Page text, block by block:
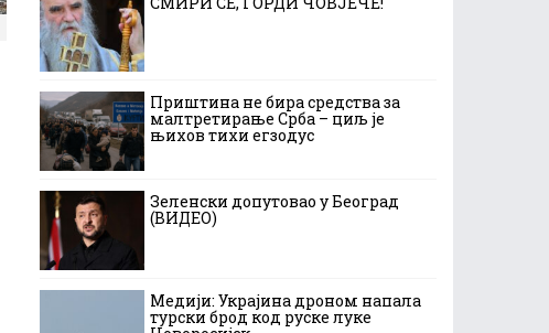
Приштина не бира средства за
малтретирање Срба – циљ је
њихов тихи егзодус
Зеленски допутовао у Београд
(ВИДЕО)
Медији: Украјина дроном напала
турски брод код руске луке